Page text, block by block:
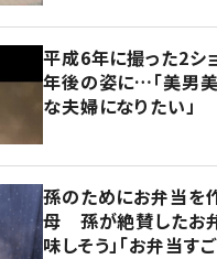
平成6年に撮った2
年後の姿に…「美男美
な夫婦になりたい」
孫のためにお弁当を
母 孫が絶賛したお
味しそう」「お弁当すご